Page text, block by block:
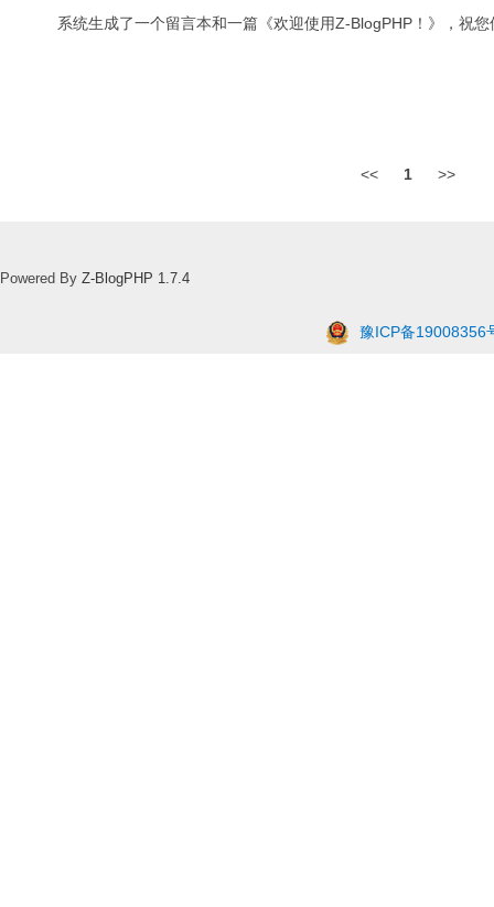
系统生成了一个留言本和一篇《欢迎使用Z-BlogPHP！》，祝
<< 1 >>
Powered By Z-BlogPHP 1.7.4
豫ICP备19008356